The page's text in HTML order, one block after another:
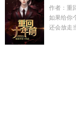
作者：重
如果给你
还会放走